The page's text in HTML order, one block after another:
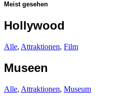
Meist gesehen
Hollywood
Alle, Attraktionen, Film
Museen
Alle, Attraktionen, Museum